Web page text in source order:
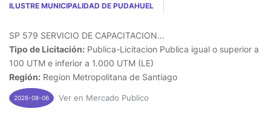
ILUSTRE MUNICIPALIDAD DE PUDAHUEL
SP 579 SERVICIO DE CAPACITACION...
Tipo de Licitación: Publica-Licitacion Publica igual o superior a
100 UTM e inferior a 1.000 UTM (LE)
Región: Region Metropolitana de Santiago
2026-08-06 Ver en Mercado Publico